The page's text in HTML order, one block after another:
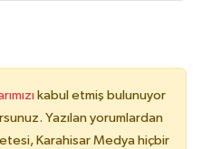
kabul etmiş bulunuyor
Yazılan yorumlardan
Karahisar Medya hiçbir